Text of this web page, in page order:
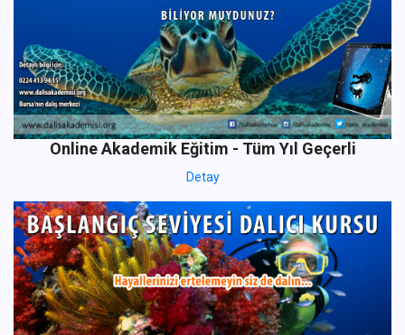
Online Akademik Eğitim - Tüm Yıl Geçerli
Detay